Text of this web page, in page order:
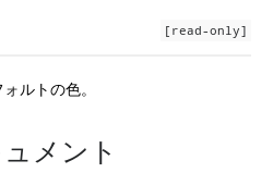
[read-only]
ルトの色。
メント